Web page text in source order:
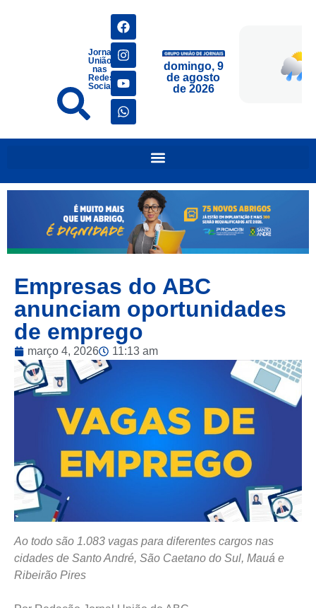
Jornais
União
nas
Redes
Sociais
domingo, 9
de agosto
de 2026
Empresas do ABC
anunciam oportunidades
de emprego
março 4, 2026 11:13 am
Ao todo são 1.083 vagas para diferentes cargos nas
cidades de Santo André, São Caetano do Sul, Mauá e
Ribeirão Pires